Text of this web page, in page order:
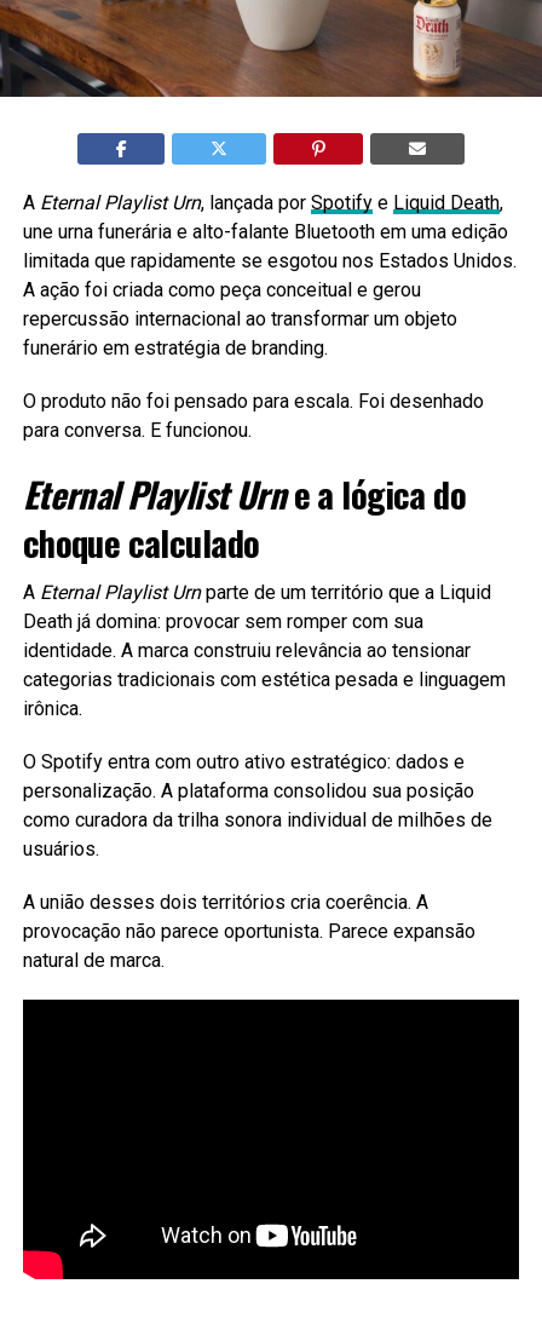
A Eternal Playlist Urn, lançada por Spotifye Liquid Death,
une urna funerária e alto-falante Bluetooth em uma edição
limitada que rapidamente se esgotou nos Estados Unidos.
A ação foi criada como peça conceitual e gerou
repercussão internacional ao transformar um objeto
funerário em estratégia de branding.
O produto não foi pensado para escala. Foi desenhado
para conversa. E funcionou.
Eternal Playlist Urne a lógica do
choque calculado
A Eternal Playlist Urnparte de um território que a Liquid
Death já domina: provocar sem romper com sua
identidade. A marca construiu relevância ao tensionar
categorias tradicionais com estética pesada e linguagem
irônica.
O Spotify entra com outro ativo estratégico: dados e
personalização. A plataforma consolidou sua posição
como curadora da trilha sonora individual de milhões de
usuários.
A união desses dois territórios cria coerência. A
provocação não parece oportunista. Parece expansão
natural de marca.